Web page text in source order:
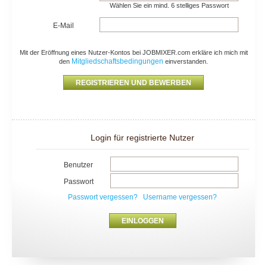
Wählen Sie ein mind. 6 stelliges Passwort
E-Mail
Mit der Eröffnung eines Nutzer-Kontos bei JOBMIXER.com erkläre ich mich mit
den Mitgliedschaftsbedingungen einverstanden.
Login für registrierte Nutzer
Benutzer
Passwort
Passwort vergessen?
Username vergessen?